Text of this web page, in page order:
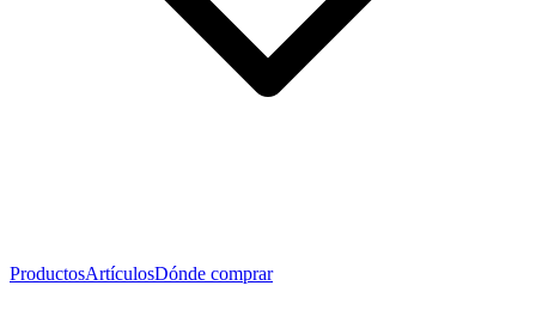
ProductosArtículosDónde comprar